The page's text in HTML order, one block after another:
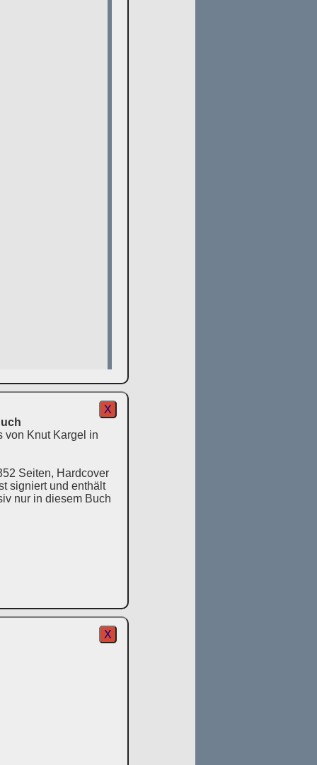
X
von Knut Kargel in
Seiten, Hardcover
signiert und enthält
nur in diesem Buch
X